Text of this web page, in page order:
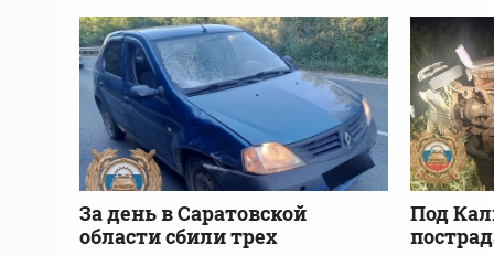
За день в Саратовской
области сбили трех
Под